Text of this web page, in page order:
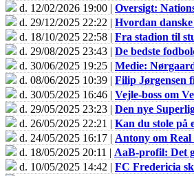
d. 12/02/2026 19:00 | Oversigt:
d. 29/12/2025 22:22 | Hvordan
d. 18/10/2025 22:58 | Fra stadion til
d. 29/08/2025 23:43 | De bedste
d. 30/06/2025 19:25 | Medie:
d. 08/06/2025 10:39 | Filip Jørgensen
d. 30/05/2025 16:46 | Vejle-boss om
d. 29/05/2025 23:23 | Den nye
d. 26/05/2025 22:21 | Kan du stole
d. 24/05/2025 16:17 | Antony om
d. 18/05/2025 20:11 | AaB-profil: Det
d. 10/05/2025 14:42 | FC Fredericia